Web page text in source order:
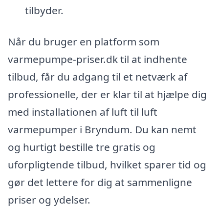
tilbyder.
Når du bruger en platform som
varmepumpe-priser.dk til at indhente
tilbud, får du adgang til et netværk af
professionelle, der er klar til at hjælpe dig
med installationen af luft til luft
varmepumper i Bryndum. Du kan nemt
og hurtigt bestille tre gratis og
uforpligtende tilbud, hvilket sparer tid og
gør det lettere for dig at sammenligne
priser og ydelser.